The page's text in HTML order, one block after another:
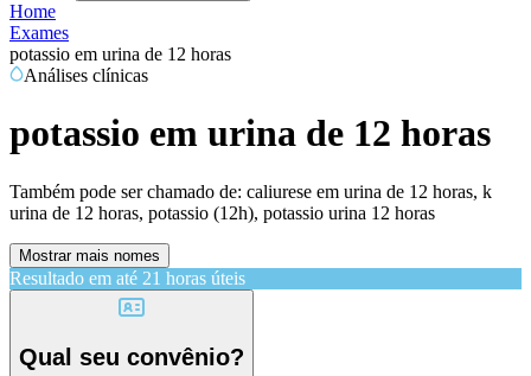
Home
Exames
potassio em urina de 12 horas
Análises clínicas
potassio em urina de 12 horas
Também pode ser chamado de: caliurese em urina de 12 horas, k
urina de 12 horas, potassio (12h), potassio urina 12 horas
Mostrar mais nomes
Resultado em até 21 horas úteis
Qual seu convênio?